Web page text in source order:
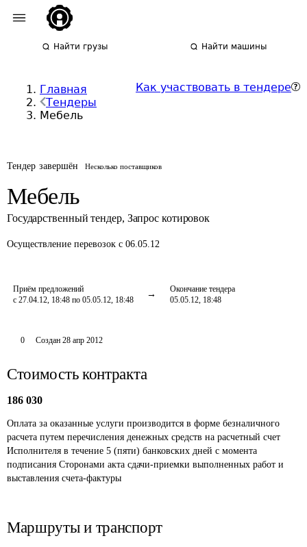
Найти грузы Найти машины
Главная
Тендеры
Мебель
Как участвовать в тендере
Тендер завершён Несколько поставщиков
Мебель
Государственный тендер, Запрос котировок
Осуществление перевозок с 06.05.12
Приём предложений
с 27.04.12, 18:48 по 05.05.12, 18:48
Окончание тендера
05.05.12, 18:48
0 Создан 28 апр 2012
Стоимость контракта
186 030
Оплата за оказанные услуги производится в форме безналичного
расчета путем перечисления денежных средств на расчетный счет
Исполнителя в течение 5 (пяти) банковских дней с момента
подписания Сторонами акта сдачи-приемки выполненных работ и
выставления счета-фактуры
Маршруты и транспорт